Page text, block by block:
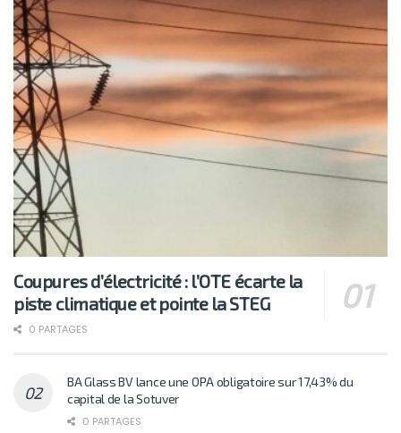
Coupures d’électricité : l’OTE écarte la
piste climatique et pointe la STEG
0 PARTAGES
BA Glass BV lance une OPA obligatoire sur 17,43% du
capital de la Sotuver
0 PARTAGES